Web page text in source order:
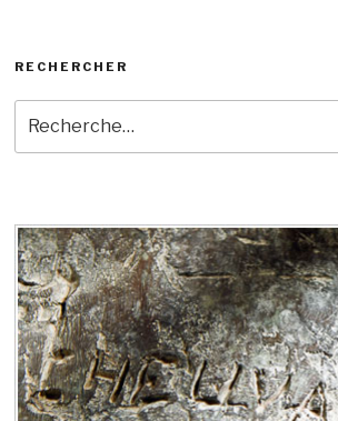
RECHERCHER
pour